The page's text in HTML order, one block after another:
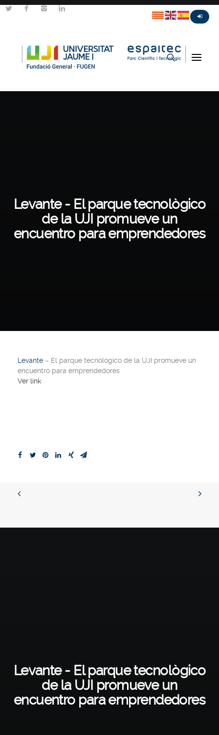
Levante - El parque tecnològico
de la UJI promueve un
encuentro para emprendedores
Levante – El parque tecnològico de la UJI promueve un
encuentro para emprendedores
Ver link
Levante - El parque tecnològico
de la UJI promueve un
encuentro para emprendedores